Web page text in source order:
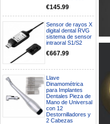
€145.99
Sensor de rayos X
digital dental RVG
sistema de sensor
intraoral S1/S2
€667.99
Llave
Dinamométrica
para Implantes
Dentales Pieza de
Mano de Universal
con 12
Destornilladores y
2 Cabezas
Boa noite gostaria de saber se
seria possível entrega em
Portugal e quanto tempo no